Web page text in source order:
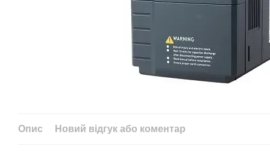
Опис Новий відгук або коментар